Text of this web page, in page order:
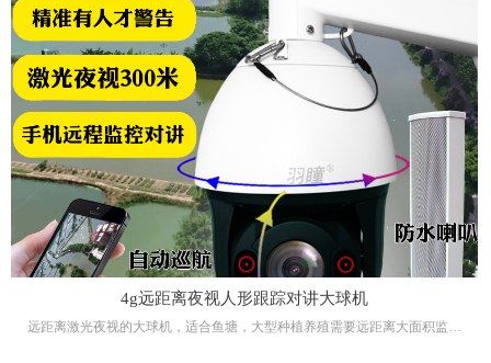
4g远距离夜视人形跟踪对讲大球机
远距离激光夜视的大球机，适合鱼塘，大型种植养殖需要远距离大面积监控